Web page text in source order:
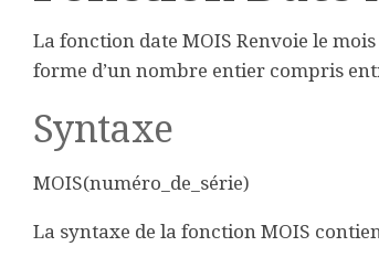
La fonction date MOIS Renvoie le
forme d’un nombre entier compris
Syntaxe
MOIS(numéro_de_série)
La syntaxe de la fonction MOIS